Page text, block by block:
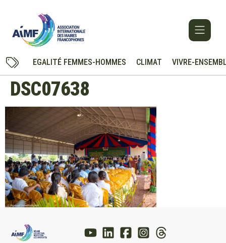
EGALITÉ FEMMES-HOMMES CLIMAT VIVRE-
DSC07638